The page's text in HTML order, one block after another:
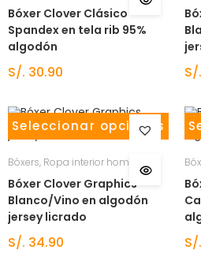
Bóxer Clover Clásico
Spandex en tela rib 95%
algodón
S/. 30.90 S/.
Seleccionar opciones
Bóxers, Ropa interior hombre
Bóxer Clover Graphics
Blanco/Vino en algodón
jersey licrado
S/. 34.90 S/.